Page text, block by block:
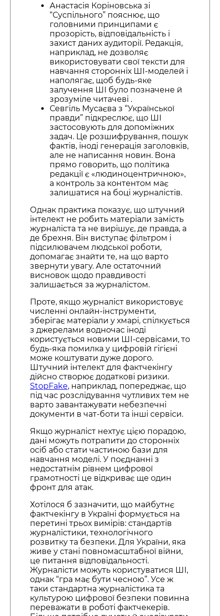
Анастасія Коріновська зі
“Суспільного” пояснює, що
головними принципами є
прозорість, відповідальність і
захист даних аудиторії. Редакція,
наприклад, не дозволяє
використовувати свої тексти для
навчання сторонніх ШІ-моделей і
наполягає, щоб будь-яке
залучення ШІ було позначене й
зрозуміле читачеві .
Севгіль Мусаєва з “Української
правди” підкреслює, що ШІ
застосовують для допоміжних
задач. Це розшифрування, пошук
фактів, іноді генерація заголовків,
але не написання новин. Вона
прямо говорить, що політика
редакції є «людиноцентричною»,
а контроль за контентом має
залишатися на боці журналістів.
Однак практика показує, що штучний
інтелект не робить матеріали замість
журналіста та не вирішує, де правда, а
де брехня. Він виступає фільтром і
підсилювачем людської роботи,
допомагає знайти те, на що варто
звернути увагу. Але остаточний
висновок щодо правдивості
залишається за журналістом.
Проте, якщо журналіст використовує
численні онлайн-інструменти,
зберігає матеріали у хмарі, спілкується
з джерелами водночас іноді
користується новими ШІ-сервісами, то
будь-яка помилка у цифровій гігієні
може коштувати дуже дорого.
Штучний інтелект для фактчекінгу
дійсно створює додаткові ризики.
StopFake, наприклад, попереджає, що
під час розслідування чутливих тем не
варто завантажувати небезпечні
документи в чат-боти та інші сервіси.
Якщо журналіст нехтує цією порадою,
дані можуть потрапити до сторонніх
осіб або стати частиною бази для
навчання моделі. У поєднанні з
недостатнім рівнем цифрової
грамотності це відкриває ще один
фронт для атак.
Хотілося б зазначити, що майбутнє
фактчекінгу в Україні формується на
перетині трьох вимірів: стандартів
журналістики, технологічного
розвитку та безпеки. Для України, яка
живе у стані повномасштабної війни,
це питання відповідальності.
Журналісти можуть користуватися ШІ,
однак “гра має бути чесною”. Усе ж
таки стандартна журналістика та
культурою цифрової безпеки повинна
переважати в роботі фактчекерів.